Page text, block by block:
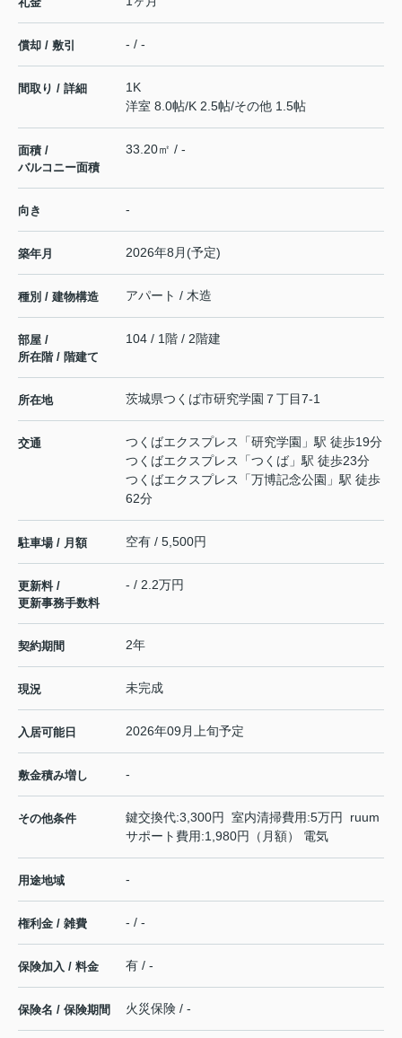
償却 / 敷引 - / -
間取り / 詳細
1K
洋室 8.0帖/K 2.5帖/その他 1.5帖
面積 /
バルコニー面積
33.20㎡ / -
向き -
築年月 2026年8月(予定)
種別 / 建物構造 アパート / 木造
部屋 /
所在階 / 階建て
104 / 1階 / 2階建
所在地 茨城県つくば市研究学園 ７丁目7-1
交通 つくばエクスプレス 「研究学園 」駅 徒歩19分
つくばエクスプレス
「つくば 」駅 徒歩23分
つくばエクスプレス
「万博記念公園 」駅 徒歩
62分
駐車場 / 月額 空有 / 5,500円
更新料 /
更新事務手数料
- / 2.2万円
契約期間 2年
現況 未完成
入居可能日 2026年09月上旬予定
敷金積み増し -
その他条件
鍵交換代:3,300円 室内清掃費用:5万円 ruum
サポート費用:1,980円（月額） 電気
用途地域 -
権利金 / 雑費 - / -
保険加入 / 料金 有 / -
保険名 / 保険期間 火災保険 / -